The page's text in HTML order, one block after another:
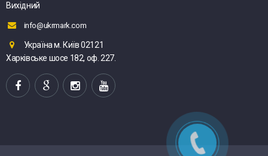
Вихідний
info@ukrmark.com
Україна м. Київ 02121
Харківське шосе 182, оф. 227.